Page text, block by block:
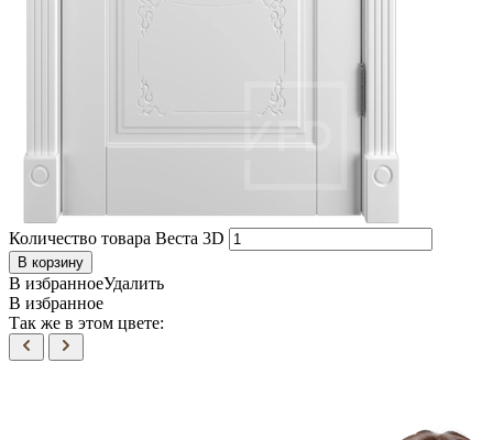
Количество товара Веста 3D
В корзину
В избранноеУдалить
В избранное
Так же в этом цвете: